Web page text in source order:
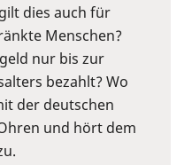
dies auch für
Menschen?
nur bis zur
bezahlt? Wo
der deutschen
und hört dem